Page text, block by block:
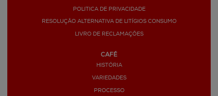
POLITICA DE PRIVACIDADE
RESOLUÇÃO ALTERNATIVA DE LITÍGIOS CONSUMO
LIVRO DE RECLAMAÇÕES
CAFÉ
HISTÓRIA
VARIEDADES
PROCESSO